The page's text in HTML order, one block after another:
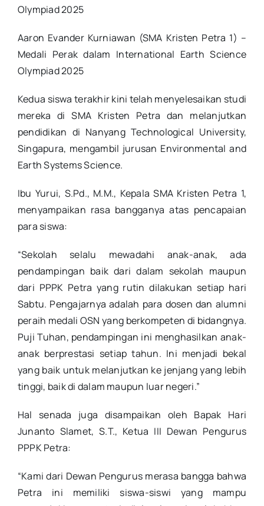
Olympiad 2025
Aaron Evander Kurniawan (SMA Kristen Petra 1) –
Medali Perak dalam International Earth Science
Olympiad 2025
Kedua siswa terakhir kini telah menyelesaikan studi
mereka di SMA Kristen Petra dan melanjutkan
pendidikan di Nanyang Technological University,
Singapura, mengambil jurusan Environmental and
Earth Systems Science.
Ibu Yurui, S.Pd., M.M., Kepala SMA Kristen Petra 1,
menyampaikan rasa bangganya atas pencapaian
para siswa:
“Sekolah selalu mewadahi anak-anak, ada
pendampingan baik dari dalam sekolah maupun
dari PPPK Petra yang rutin dilakukan setiap hari
Sabtu. Pengajarnya adalah para dosen dan alumni
peraih medali OSN yang berkompeten di bidangnya.
Puji Tuhan, pendampingan ini menghasilkan anak-
anak berprestasi setiap tahun. Ini menjadi bekal
yang baik untuk melanjutkan ke jenjang yang lebih
tinggi, baik di dalam maupun luar negeri.”
Hal senada juga disampaikan oleh Bapak Hari
Junanto Slamet, S.T., Ketua III Dewan Pengurus
PPPK Petra:
“Kami dari Dewan Pengurus merasa bangga bahwa
Petra ini memiliki siswa-siswi yang mampu